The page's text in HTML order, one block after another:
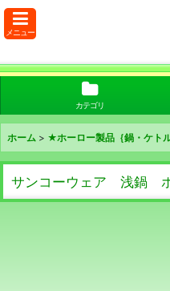
メニュー
カテゴリ
ホーム > ★ホーロー製品｛鍋・ケトル
サンコーウェア 浅鍋